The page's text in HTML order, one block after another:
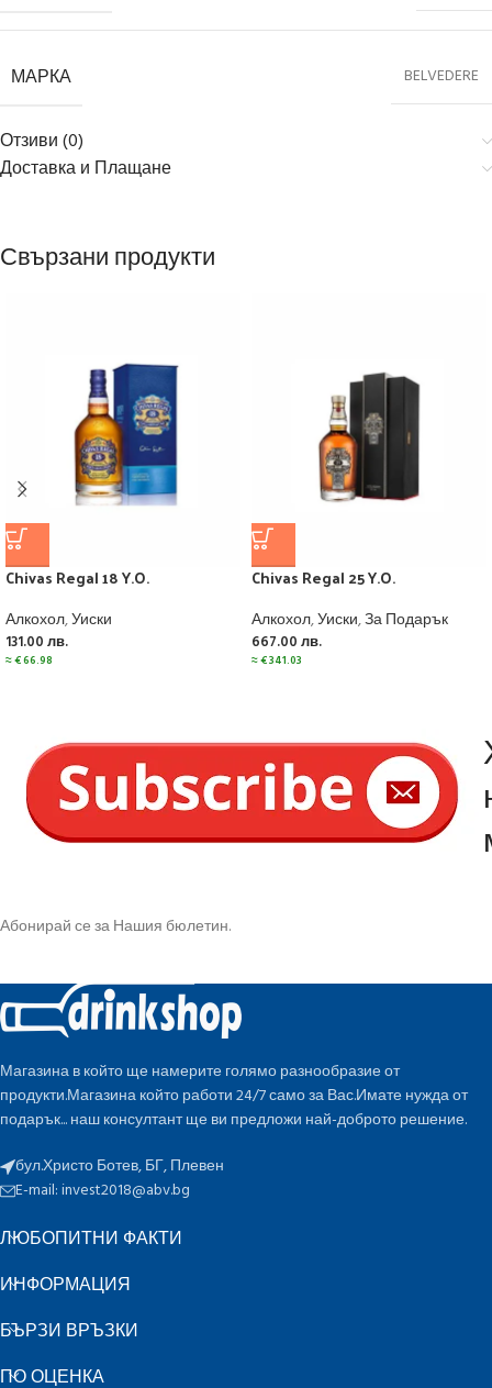
МАРКА BELVEDERE
Отзиви (0)
Доставка и Плащане
Свързани продукти
Chivas Regal 18 Y.O.
Алкохол,Уиски
131.00 лв.
≈€66.98
Chivas Regal 25 Y.O.
Алкохол,Уиски,За Подарък
667.00 лв.
≈€341.03
Абонирай се за Нашия бюлетин.
Магазина в който ще намерите голямо разнообразие от
продукти.Магазина който работи 24/7 само за Вас.Имате нужда от
подарък... наш консултант ще ви предложи най-доброто решение.
бул.Христо Ботев, БГ, Плевен
E-mail:invest2018@abv.bg
ЛЮБОПИТНИ ФАКТИ
ИНФОРМАЦИЯ
БЪРЗИ ВРЪЗКИ
ПО ОЦЕНКА